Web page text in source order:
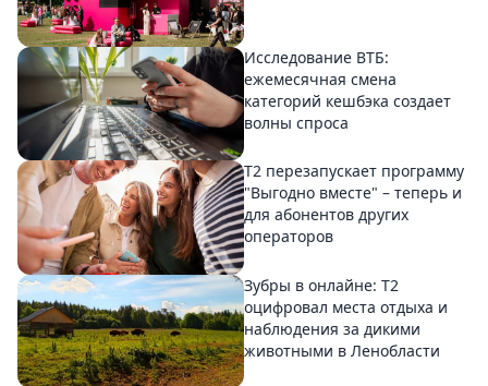
Исследование ВТБ:
ежемесячная смена
категорий кешбэка создает
волны спроса
Т2 перезапускает программу
"Выгодно вместе" – теперь и
для абонентов других
операторов
Зубры в онлайне: Т2
оцифровал места отдыха и
наблюдения за дикими
животными в Ленобласти